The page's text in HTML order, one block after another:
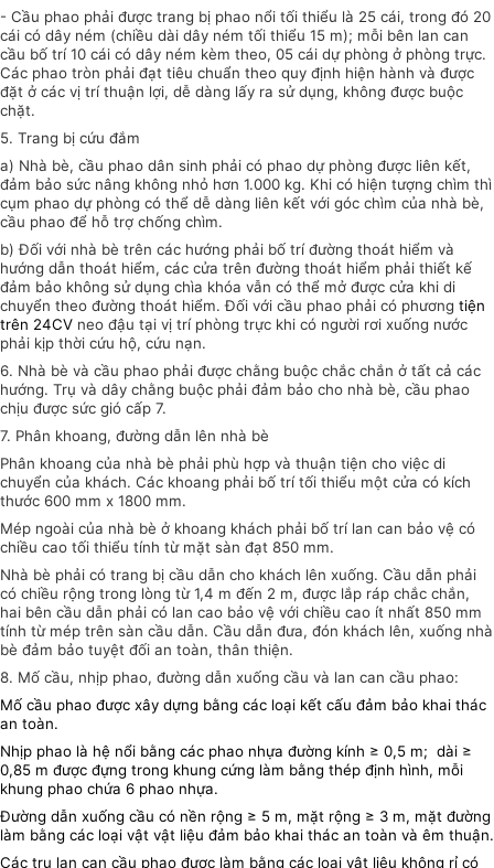
- Cầu phao phải được trang bị phao nổi tối thiểu là 25 cái, trong đó 20
cái có dây ném (chiều dài dây ném tối thiểu 15 m); mỗi bên lan can
cầu bố trí 10 cái có dây ném kèm theo, 05 cái dự phòng ở phòng trực.
Các phao tròn phải đạt tiêu chuẩn theo quy định hiện hành và được
đặt ở các vị trí thuận lợi, dễ dàng lấy ra sử dụng, không được buộc
chặt.
5. Trang bị cứu đắm
a) Nhà bè, cầu phao dân sinh phải có phao dự phòng được liên kết,
đảm bảo sức nâng không nhỏ hơn 1.000 kg. Khi có hiện tượng chìm thì
cụm phao dự phòng có thể dễ dàng liên kết với góc chìm của nhà bè,
cầu phao để hỗ trợ chống chìm.
b) Đối với nhà bè trên các hướng phải bố trí đường thoát hiểm và
hướng dẫn thoát hiểm, các cửa trên đường thoát hiểm phải thiết kế
đảm bảo không sử dụng chìa khóa vẫn có thể mở được cửa khi di
chuyển theo đường thoát hiểm. Đối với cầu phao phải có phương tiện
trên 24CV neo đậu tại vị trí phòng trực khi có người rơi xuống nước
phải kịp thời cứu hộ, cứu nạn.
6. Nhà bè và cầu phao phải được chằng buộc chắc chắn ở tất cả các
hướng. Trụ và dây chằng buộc phải đảm bảo cho nhà bè, cầu phao
chịu được sức gió cấp 7.
7. Phân khoang, đường dẫn lên nhà bè
Phân khoang của nhà bè phải phù hợp và thuận tiện cho việc di
chuyển của khách. Các khoang phải bố trí tối thiểu một cửa có kích
thước 600 mm x 1800 mm.
Mép ngoài của nhà bè ở khoang khách phải bố trí lan can bảo vệ có
chiều cao tối thiểu tính từ mặt sàn đạt 850 mm.
Nhà bè phải có trang bị cầu dẫn cho khách lên xuống. Cầu dẫn phải
có chiều rộng trong lòng từ 1,4 m đến 2 m, được lắp ráp chắc chắn,
hai bên cầu dẫn phải có lan cao bảo vệ với chiều cao ít nhất 850 mm
tính từ mép trên sàn cầu dẫn. Cầu dẫn đưa, đón khách lên, xuống nhà
bè đảm bảo tuyệt đối an toàn, thân thiện.
8. Mố cầu, nhịp phao, đường dẫn xuống cầu và lan can cầu phao:
Mố cầu phao được xây dựng bằng các loại kết cấu đảm bảo khai thác
an toàn.
Nhịp phao là hệ nổi bằng các phao nhựa đường kính ≥ 0,5 m; dài ≥
0,85 m được đựng trong khung cứng làm bằng thép định hình, mỗi
khung phao chứa 6 phao nhựa.
Đường dẫn xuống cầu có nền rộng ≥ 5 m, mặt rộng ≥ 3 m, mặt đường
làm bằng các loại vật vật liệu đảm bảo khai thác an toàn và êm thuận.
Các trụ lan can cầu phao được làm bằng các loại vật liệu không rỉ có